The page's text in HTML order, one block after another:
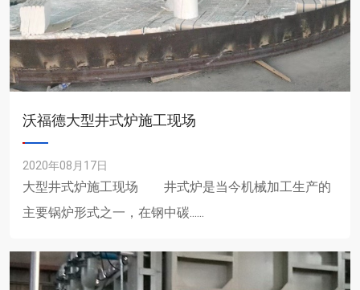
沃福德大型井式炉施工现场
2020年08月17日
大型井式炉施工现场 井式炉是当今机械加工生产的
主要锅炉形式之一，在钢中碳......